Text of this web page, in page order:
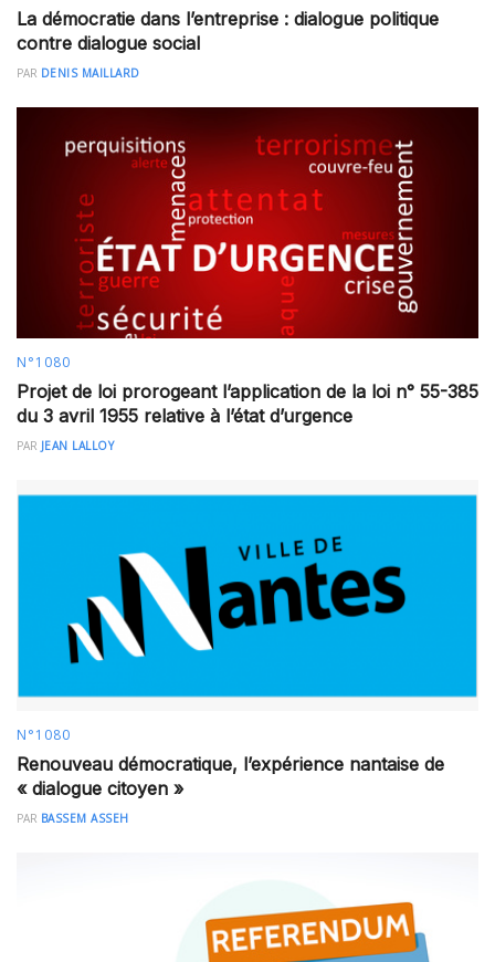
La démocratie dans l’entreprise : dialogue politique
contre dialogue social
PAR DENIS MAILLARD
N°1080
Projet de loi prorogeant l’application de la loi n° 55-385
du 3 avril 1955 relative à l’état d’urgence
PAR JEAN LALLOY
N°1080
Renouveau démocratique, l’expérience nantaise de
« dialogue citoyen »
PAR BASSEM ASSEH